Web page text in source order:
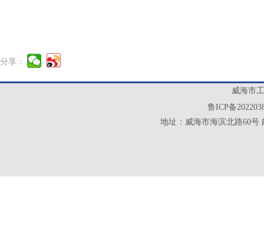
分享：
威海市
鲁ICP备
地址：威海市海滨北路60号